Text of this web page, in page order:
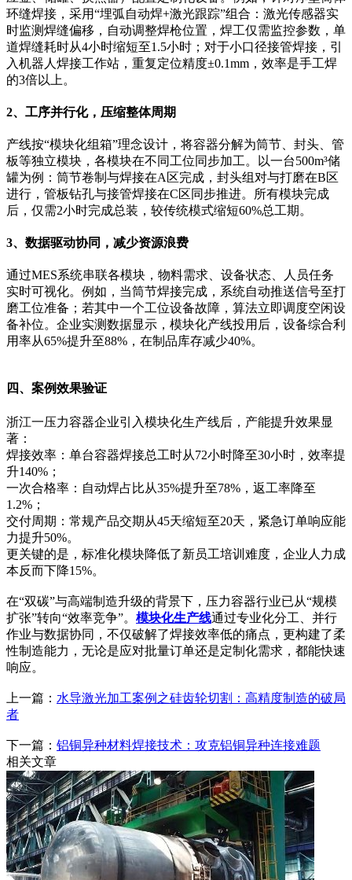
环缝焊接，采用“埋弧自动焊+激光跟踪”组合：激光传感器实
时监测焊缝偏移，自动调整焊枪位置，焊工仅需监控参数，单
道焊缝耗时从4小时缩短至1.5小时；对于小口径接管焊接，引
入机器人焊接工作站，重复定位精度±0.1mm，效率是手工焊
的3倍以上。
2、工序并行化，压缩整体周期
产线按“模块化组箱”理念设计，将容器分解为筒节、封头、管
板等独立模块，各模块在不同工位同步加工。以一台500m³储
罐为例：筒节卷制与焊接在A区完成，封头组对与打磨在B区
进行，管板钻孔与接管焊接在C区同步推进。所有模块完成
后，仅需2小时完成总装，较传统模式缩短60%总工期。
3、数据驱动协同，减少资源浪费
通过MES系统串联各模块，物料需求、设备状态、人员任务
实时可视化。例如，当筒节焊接完成，系统自动推送信号至打
磨工位准备；若其中一个工位设备故障，算法立即调度空闲设
备补位。企业实测数据显示，模块化产线投用后，设备综合利
用率从65%提升至88%，在制品库存减少40%。
四、案例效果验证
浙江一压力容器企业引入模块化生产线后，产能提升效果显
著：
焊接效率：单台容器焊接总工时从72小时降至30小时，效率提
升140%；
一次合格率：自动焊占比从35%提升至78%，返工率降至
1.2%；
交付周期：常规产品交期从45天缩短至20天，紧急订单响应能
力提升50%。
更关键的是，标准化模块降低了新员工培训难度，企业人力成
本反而下降15%。
在“双碳”与高端制造升级的背景下，压力容器行业已从“规模
扩张”转向“效率竞争”。 模块化生产线通过专业化分工、并行
作业与数据协同，不仅破解了焊接效率低的痛点，更构建了柔
性制造能力，无论是应对批量订单还是定制化需求，都能快速
响应。
上一篇： 水导激光加工案例之硅齿轮切割：高精度制造的破局
者
下一篇： 铝铜异种材料焊接技术：攻克铝铜异种连接难题
相关文章